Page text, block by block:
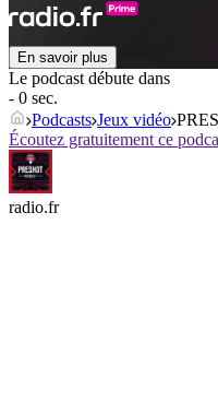
En savoir plus
Le podcast débute dans
- 0 sec.
Podcasts Jeux vidéo
Écoutez gratuitement ce
radio.fr